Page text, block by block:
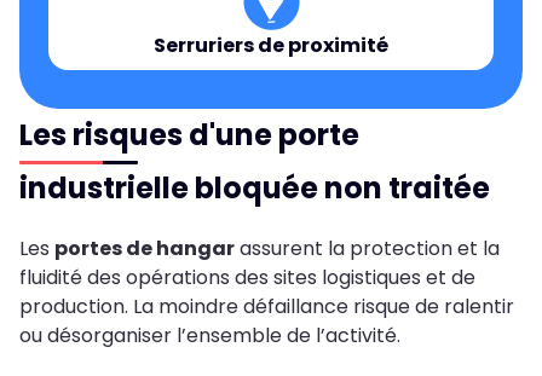
Serruriers de proximité
Les risques d'une porte
industrielle bloquée non traitée
Les portes de hangarassurent la protection et la
fluidité des opérations des sites logistiques et de
production. La moindre défaillance risque de ralentir
ou désorganiser l’ensemble de l’activité.